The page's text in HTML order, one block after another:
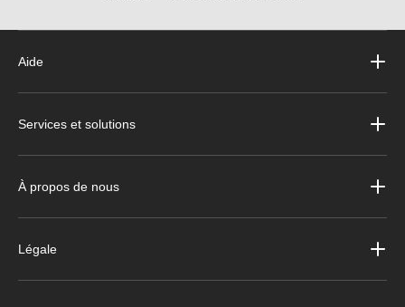
Aide
Services et solutions
À propos de nous
Légale